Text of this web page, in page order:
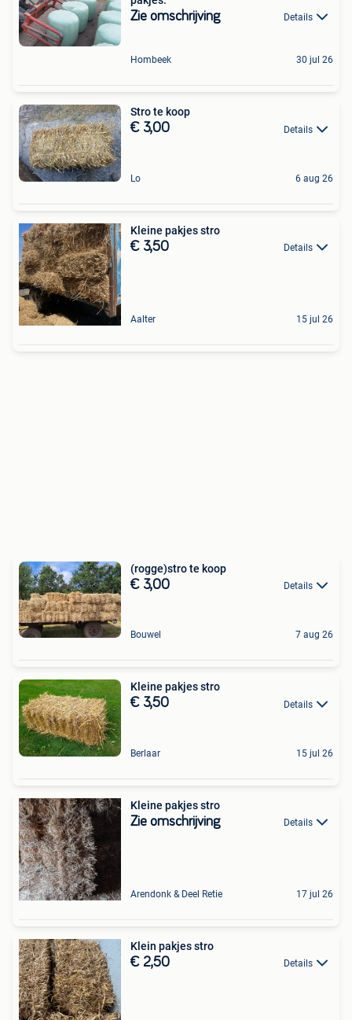
Zie omschrijving Details
Hombeek 30 jul 26
Stro te koop
€ 3,00 Details
Lo 6 aug 26
Kleine pakjes stro
€ 3,50 Details
Aalter 15 jul 26
(rogge)stro te koop
€ 3,00 Details
Bouwel 7 aug 26
Kleine pakjes stro
€ 3,50 Details
Berlaar 15 jul 26
Kleine pakjes stro
Zie omschrijving Details
Arendonk & Deel Retie 17 jul 26
Klein pakjes stro
€ 2,50 Details